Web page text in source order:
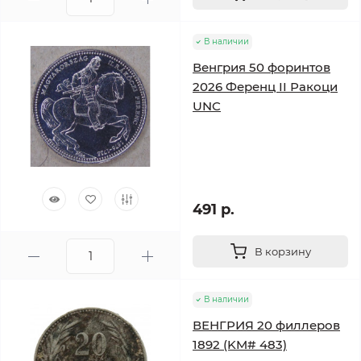
В наличии
Венгрия 50 форинтов
2026 Ференц II Ракоци
UNC
491 р.
В корзину
В наличии
ВЕНГРИЯ 20 филлеров
1892 (KM# 483)